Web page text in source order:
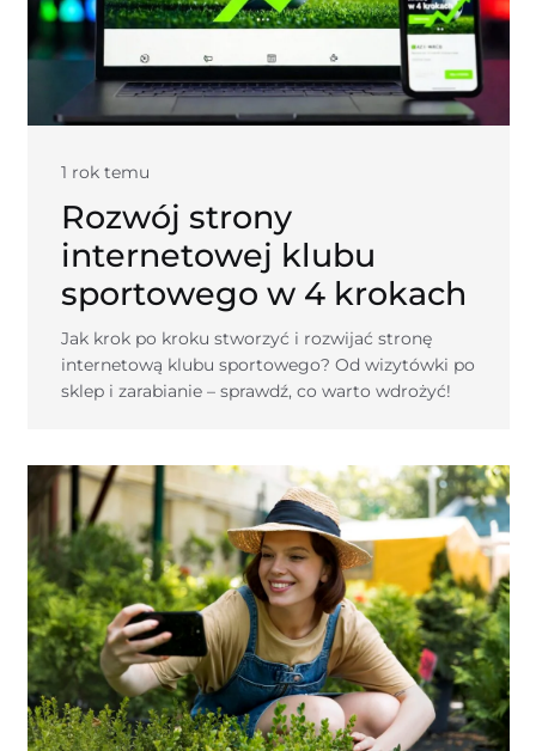
1 rok temu
Rozwój strony
internetowej klubu
sportowego w 4 krokach
Jak krok po kroku stworzyć i rozwijać stronę
internetową klubu sportowego? Od wizytówki po
sklep i zarabianie – sprawdź, co warto wdrożyć!